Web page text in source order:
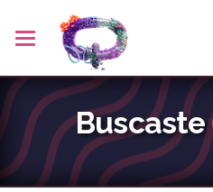
Buscaste